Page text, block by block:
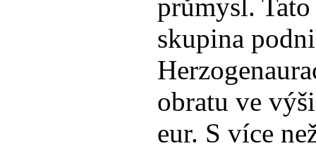
průmysl.
skupina
obratu ve
eur. S více